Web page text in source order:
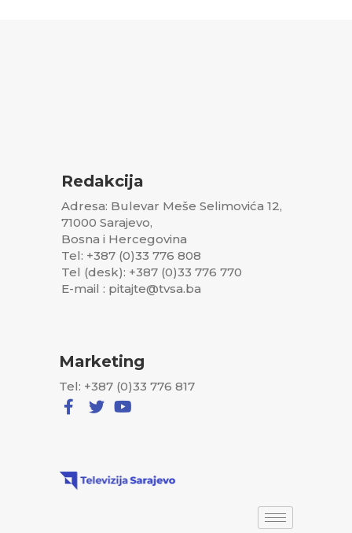
Redakcija
Adresa: Bulevar Meše Selimovića 12,
71000 Sarajevo,
Bosna i Hercegovina
Tel: +387 (0)33 776 808
Tel (desk): +387 (0)33 776 770
E-mail : pitajte@tvsa.ba
Marketing
Tel: +387 (0)33 776 817